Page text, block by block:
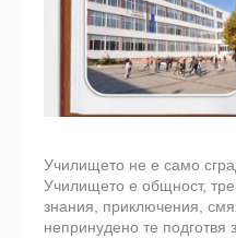
Училището не е само
Училището е общност,
знания, приключения,
непринудено те подготвя